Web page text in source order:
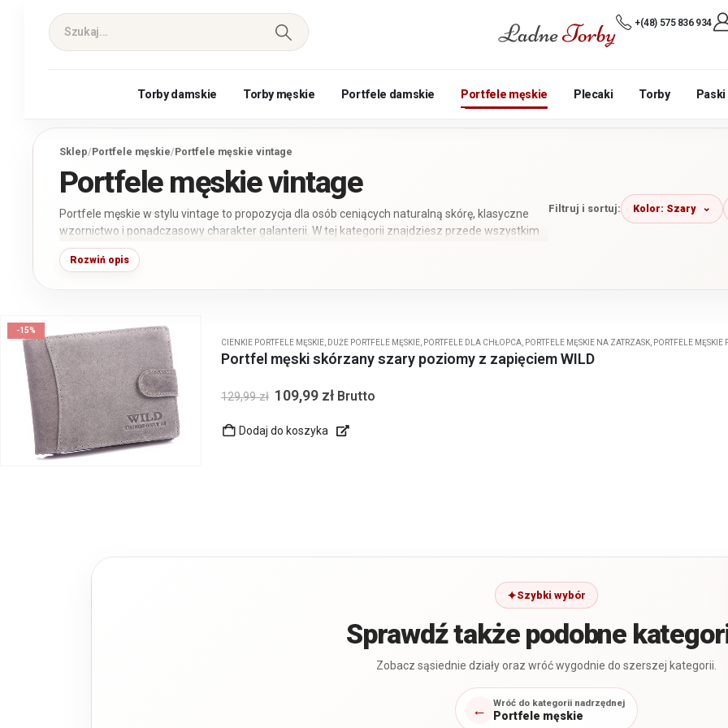
+(48) 575 836 934
Torby damskie Torby męskie Portfele damskie Portfele męskie Plecaki Torby Paski
Sklep/Portfele męskie/Portfele męskie vintage
Portfele męskie vintage
Portfele męskie w stylu vintage to propozycja dla osób ceniących naturalną skórę, klasyczne
wzornictwo i ponadczasowy charakter galanterii. W tej kategorii znajdziesz przede wszystkim
modele wykonane ze skóry naturalnej o wyrazistej fakturze i charakterystycznym wykończeniu
inspirowanym klasycznym rzemiosłem. Dostępne są portfele małe, średnie i większe, w
Rozwiń opis
Filtruj i sortuj: Kolor: Szary
-15%
CIENKIE PORTFELE MĘSKIE, DUŻE PORTFELE MĘSKIE, PORTFELE DLA CHŁOPCA, PORTFELE MĘSKIE NA ZATRZASK, PORTFELE MĘSKIE
Portfel męski skórzany szary poziomy z zapięciem WILD
129,99zł 109,99 zł Brutto
Dodaj do koszyka
Szybki wybór
Sprawdź także podobne
Zobacz sąsiednie działy oraz wróć wygodnie do szerszej kategorii.
← Wróć do kategorii nadrzędnej
Portfele męskie